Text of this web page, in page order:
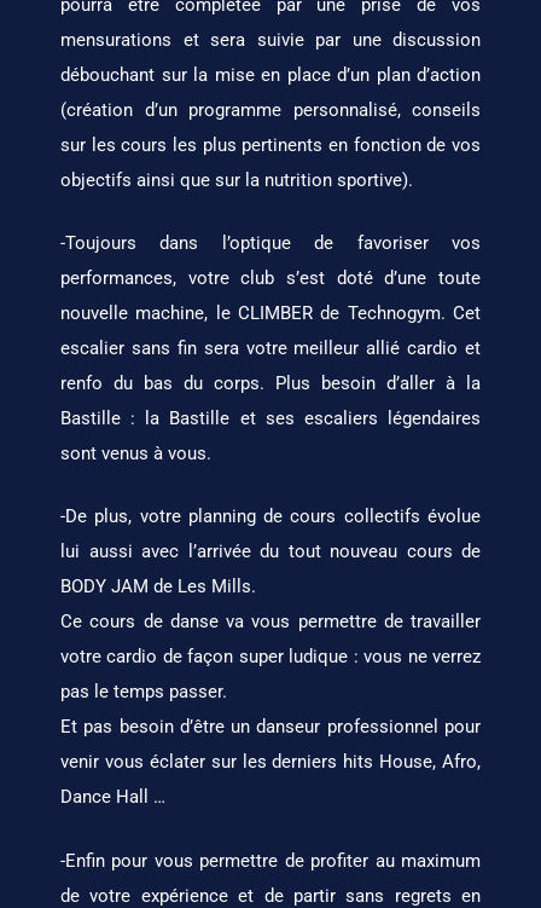
mensurations et sera suivie par une discussion
débouchant sur la mise en place d’un plan d’action
(création d’un programme personnalisé, conseils
sur les cours les plus pertinents en fonction de vos
objectifs ainsi que sur la nutrition sportive).
-Toujours dans l’optique de favoriser vos
performances, votre club s’est doté d’une toute
nouvelle machine, le CLIMBER de Technogym. Cet
escalier sans fin sera votre meilleur allié cardio et
renfo du bas du corps. Plus besoin d’aller à la
Bastille : la Bastille et ses escaliers légendaires
sont venus à vous.
-De plus, votre planning de cours collectifs évolue
lui aussi avec l’arrivée du tout nouveau cours de
BODY JAM de Les Mills.
Ce cours de danse va vous permettre de travailler
votre cardio de façon super ludique : vous ne verrez
pas le temps passer.
Et pas besoin d’être un danseur professionnel pour
venir vous éclater sur les derniers hits House, Afro,
Dance Hall …
-Enfin pour vous permettre de profiter au maximum
de votre expérience et de partir sans regrets en